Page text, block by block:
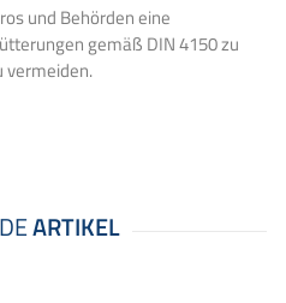
und Behörden eine
gemäß DIN 4150 zu
vermeiden.